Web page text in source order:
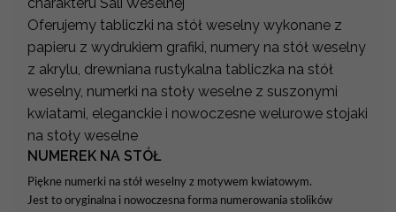
Oferujemy tabliczki na stół weselny wykonane z
papieru z wydrukiem grafiki, numery na stół weselny
z akrylu, drewniana rustykalna tabliczka na stół
weselny, numerki na stoły weselne z suszonymi
kwiatami, eleganckie i nowoczesne welurowe stojaki
na stoły weselne
NUMEREK NA STÓŁ
Piękne numerki na stół weselny z motywem kwiatowym.
Jest to oryginalna i nowoczesna forma numerowania stolików